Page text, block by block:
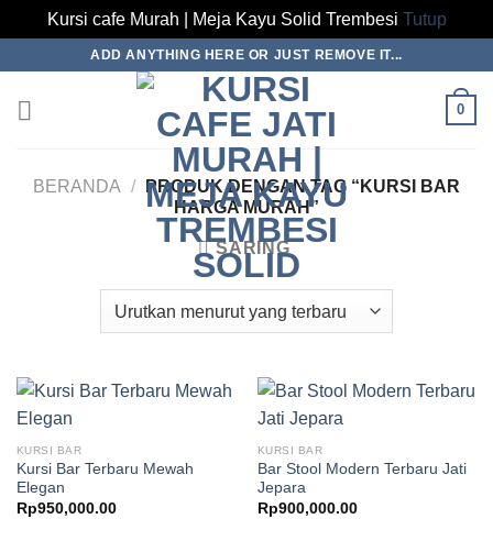
Kursi cafe Murah | Meja Kayu Solid Trembesi Tutup
content
ADD ANYTHING HERE OR JUST REMOVE IT...
0
BERANDA /
PRODUK DENGAN TAG “KURSI BAR
HARGA MURAH”
SARING
KURSI BAR
Kursi Bar Terbaru Mewah
Elegan
Rp950,000.00
KURSI BAR
Bar Stool Modern Terbaru Jati
Jepara
Rp900,000.00